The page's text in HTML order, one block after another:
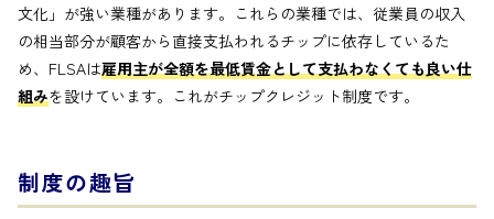
文化」が強い業種があります。これらの業種では、従業員の収入
の相当部分が顧客から直接支払われるチップに依存しているた
め、FLSAは雇用主が全額を最低賃金として支払わなくても良い仕
組みを設けています。これがチップクレジット制度です。
制度の趣旨